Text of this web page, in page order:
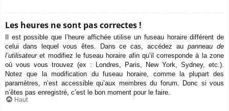
Les heures ne sont pas correctes !
Il est possible que l’heure affichée utilise un fuseau horaire différent de
celui dans lequel vous êtes. Dans ce cas, accédez aupanneau de
l’utilisateuret modifiez le fuseau horaire afin qu’il corresponde à la zone
où vous vous trouvez (ex : Londres, Paris, New York, Sydney, etc.).
Notez que la modification du fuseau horaire, comme la plupart des
paramètres, n’est accessible qu’aux membres du forum. Donc si vous
n’êtes pas enregistré, c’est le bon moment pour le faire.
Haut